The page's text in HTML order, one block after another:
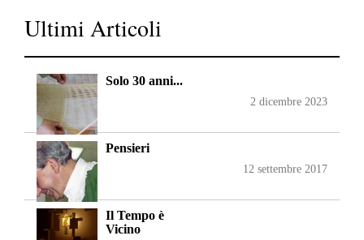
Ultimi Articoli
Solo 30 anni...
2 dicembre 2023
Pensieri
12 settembre 2017
Il Tempo è
Vicino